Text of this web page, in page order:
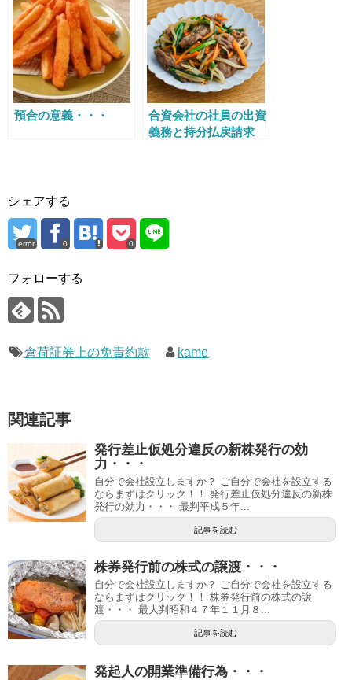
預合の意義・・・
合資会社の社員の出資
義務と持分払戻請求
シェアする
error 0 0
フォローする
倉荷証券上の免責約款 kame
関連記事
発行差止仮処分違反の新株発行の効
力・・・
自分で会社設立しますか？ ご自分で会社を設立する
ならまずはクリック！！ 発行差止仮処分違反の新株
発行の効力・・・ 最判平成５年...
記事を読む
株券発行前の株式の譲渡・・・
自分で会社設立しますか？ ご自分で会社を設立する
ならまずはクリック！！ 株券発行前の株式の譲
渡・・・ 最大判昭和４７年１１月８...
記事を読む
発起人の開業準備行為・・・